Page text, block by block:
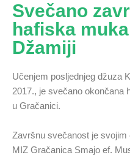
Svečano
hafiska
Džamiji
Učenjem posljednjeg džuza
2017., je svečano okončana
u Gračanici.
Završnu svečanost je
MIZ Gračanica Smajo ef.